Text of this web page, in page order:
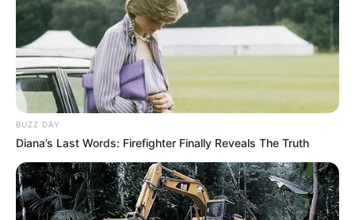
BUZZ DAY
Diana’s Last Words: Firefighter Finally Reveals The Truth